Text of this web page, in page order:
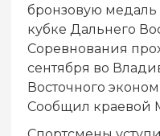
бронзовую медаль
кубке Дальнего
Соревнования
сентября во
Восточного
Сообщил краевой